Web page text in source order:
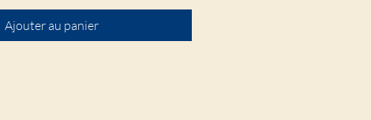
Ajouter au panier